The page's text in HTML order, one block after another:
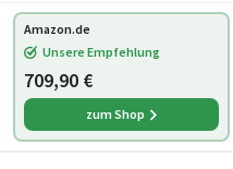
Keystone, 3 Watt
Lautsprecher, HDMI (mit
HDCP), Audio Anschluss
Amazon.de
Unsere Empfehlung
709,90 €
zum Shop